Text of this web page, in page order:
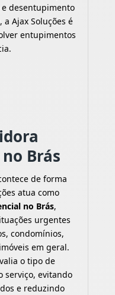
desentupimento
Ajax Soluções é
entupimentos
Brás
de forma
atua como
no Brás,
urgentes
condomínios,
em geral.
o tipo de
serviço, evitando
e reduzindo